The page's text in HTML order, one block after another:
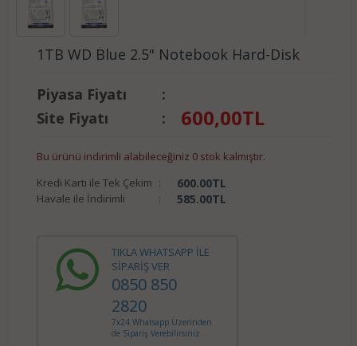
1TB WD Blue 2.5" Notebook Hard-Disk
Piyasa Fiyatı
:
Site Fiyatı
: 600,00TL
Bu ürünü indirimli alabileceğiniz 0 stok kalmıştır.
Kredi Kartı ile Tek Çekim : 600.00TL
Havale ile İndirimli : 585.00TL
TIKLA WHATSAPP İLE
SİPARİŞ VER
0850 850
2820
7x24 Whatsapp Üzerinden
de Sipariş Verebilirsiniz.